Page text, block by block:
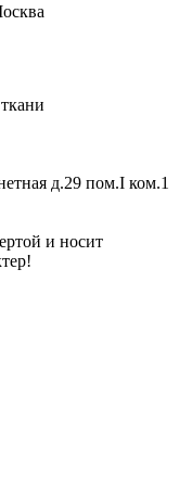
д.29 пом.I ком.1
и носит